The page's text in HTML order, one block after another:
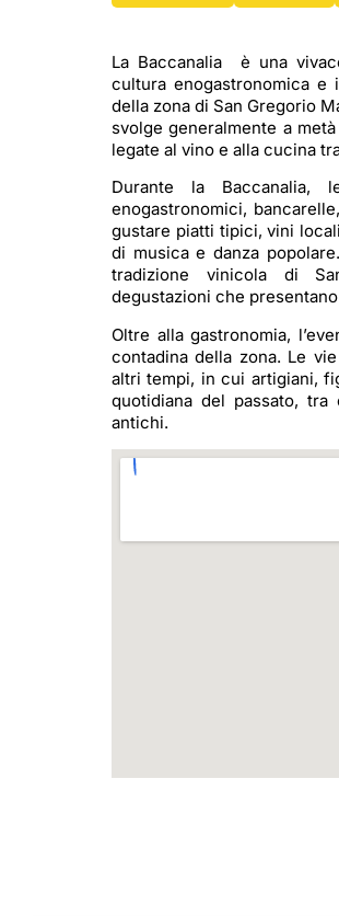
La Baccanalia è una
cultura enogastronomica
della zona di San Gregorio
svolge generalmente a
legate al vino e alla cucina
Durante la
enogastronomici,
gustare piatti tipici, vini
di musica e danza
tradizione vinicola di
degustazioni che
Oltre alla gastronomia,
contadina della zona. Le
altri tempi, in cui artigiani,
quotidiana del passato,
antichi.